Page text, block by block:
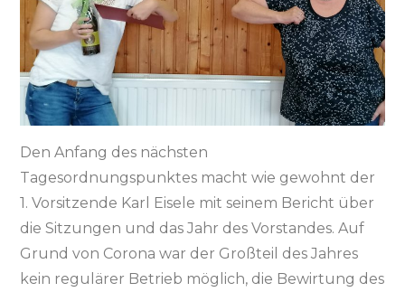
Den Anfang des nächsten
Tagesordnungspunktes macht wie gewohnt der
1. Vorsitzende Karl Eisele mit seinem Bericht über
die Sitzungen und das Jahr des Vorstandes. Auf
Grund von Corona war der Großteil des Jahres
kein regulärer Betrieb möglich, die Bewirtung des